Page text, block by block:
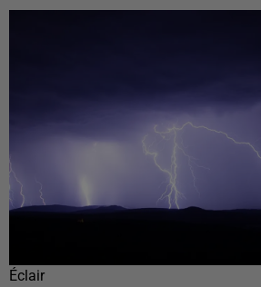
Éclair